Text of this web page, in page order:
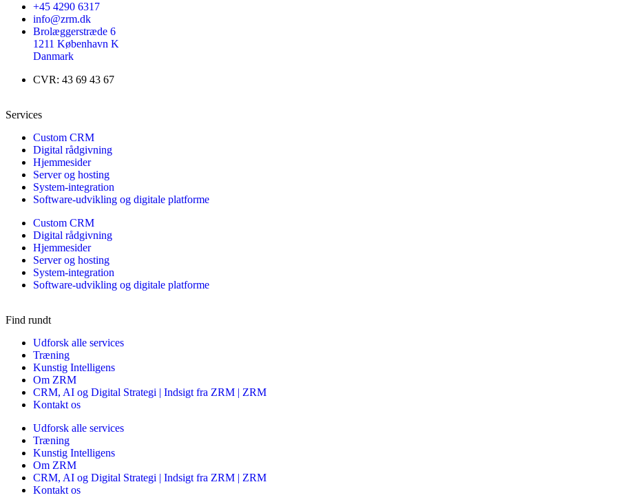
+45 4290 6317
info@zrm.dk
Brolæggerstræde 6
1211 København K
Danmark
CVR: 43 69 43 67
Services
Custom CRM
Digital rådgivning
Hjemmesider
Server og hosting
System-integration
Software-udvikling og digitale platforme
Custom CRM
Digital rådgivning
Hjemmesider
Server og hosting
System-integration
Software-udvikling og digitale platforme
Find rundt
Udforsk alle services
Træning
Kunstig Intelligens
Om ZRM
CRM, AI og Digital Strategi | Indsigt fra ZRM | ZRM
Kontakt os
Udforsk alle services
Træning
Kunstig Intelligens
Om ZRM
CRM, AI og Digital Strategi | Indsigt fra ZRM | ZRM
Kontakt os